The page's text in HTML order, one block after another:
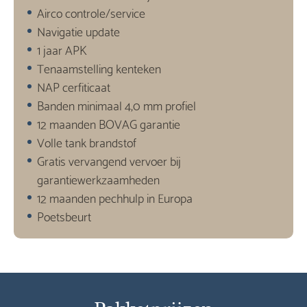
Airco controle/service
Navigatie update
1 jaar APK
Tenaamstelling kenteken
NAP cerfiticaat
Banden minimaal 4,0 mm profiel
12 maanden BOVAG garantie
Volle tank brandstof
Gratis vervangend vervoer bij
garantiewerkzaamheden
12 maanden pechhulp in Europa
Poetsbeurt